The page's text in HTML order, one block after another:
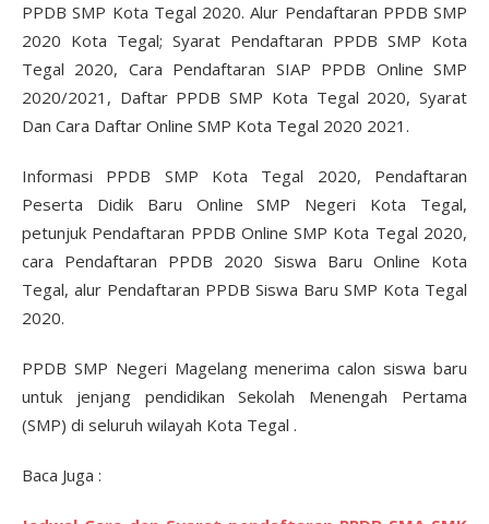
PPDB SMP Kota Tegal 2020. Alur Pendaftaran PPDB SMP
2020 Kota Tegal; Syarat Pendaftaran PPDB SMP Kota
Tegal 2020, Cara Pendaftaran SIAP PPDB Online SMP
2020/2021, Daftar PPDB SMP Kota Tegal 2020, Syarat
Dan Cara Daftar Online SMP Kota Tegal 2020 2021.
Informasi PPDB SMP Kota Tegal 2020, Pendaftaran
Peserta Didik Baru Online SMP Negeri Kota Tegal,
petunjuk Pendaftaran PPDB Online SMP Kota Tegal 2020,
cara Pendaftaran PPDB 2020 Siswa Baru Online Kota
Tegal, alur Pendaftaran PPDB Siswa Baru SMP Kota Tegal
2020.
PPDB SMP Negeri Magelang menerima calon siswa baru
untuk jenjang pendidikan Sekolah Menengah Pertama
(SMP) di seluruh wilayah Kota Tegal .
Baca Juga :